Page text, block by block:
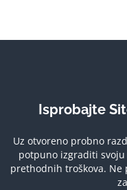
Isprobajte
Uz otvoreno probno
potpuno izgraditi svoju
prethodnih troškova. Ne